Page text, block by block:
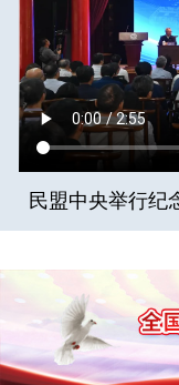
民盟中央举行纪